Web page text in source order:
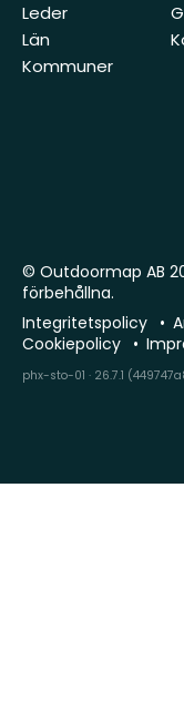
Leder
Län
Kommuner
© Outdoormap AB
förbehållna.
Integritetspolicy
Cookiepolicy
phx-sto-01 · 26.7.1